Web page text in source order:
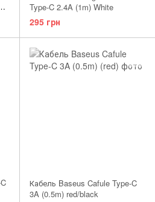
Type-C 2.4A (1m) White
295 грн
Кабель Baseus Cafule Type-C
3A (0.5m) red/black